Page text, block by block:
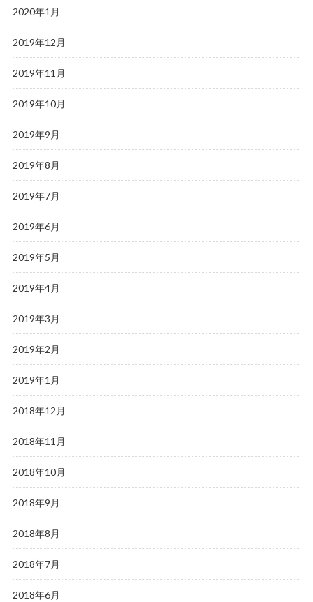
2020年1月
2019年12月
2019年11月
2019年10月
2019年9月
2019年8月
2019年7月
2019年6月
2019年5月
2019年4月
2019年3月
2019年2月
2019年1月
2018年12月
2018年11月
2018年10月
2018年9月
2018年8月
2018年7月
2018年6月